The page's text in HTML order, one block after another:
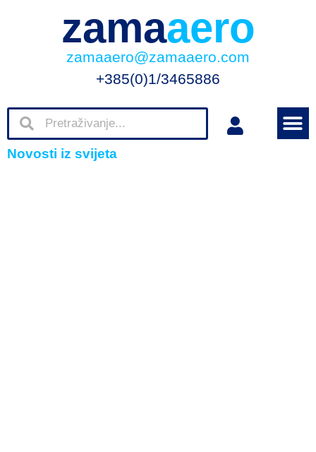
zamaaero
zamaaero@zamaaero.com
+385(0)1/3465886
Novosti iz svijeta